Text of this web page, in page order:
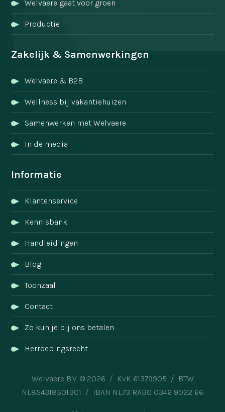
Welvaere gaat voor groen
Productie
Zakelijk & Samenwerkingen
Welvaere & B2B
Wellness bij vakantiehuizen
Samenwerken met Welvaere
In de media
Informatie
Klantenservice
Kennisbank
Handleidingen
Blog
Toonzaal
Contact
Zo kun je bij ons betalen
Herroepingsrecht
Welvaere B.V. © 2026 / KvK 61379905 / BTW
NL854318501B01 / IBAN NL73 RABO 0346 9022 66